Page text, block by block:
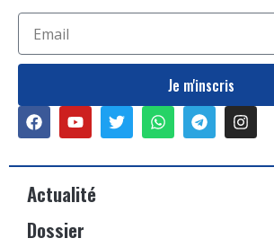
Je m'inscris
Actualité
Dossier